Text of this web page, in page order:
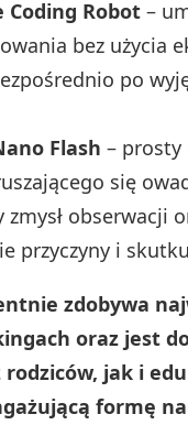
Coding Robot –
bez użycia
po
Flash –
się
zmysł obserwacji
przyczyny i
zdobywa
oraz jest
rodziców, jak i
formę